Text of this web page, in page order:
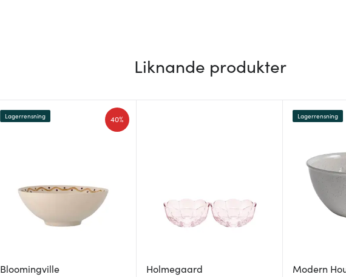
Liknande produkter
Bloomingville
40%
Lagerrensning
Holmegaard Modern
Lagerrensning